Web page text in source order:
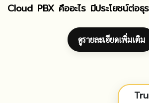
Cloud PBX คืออะไร มีประโยชน์ต่อธุ
ดูรายละเอียดเพิ่มเติม